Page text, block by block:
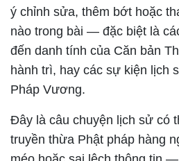
ý chỉnh sửa, thêm bớt hoặc
nào trong bài — đặc biệt là
đến danh tính của Căn bản
hành trì, hay các sự kiện lịch
Pháp Vương.
Đây là câu chuyện lịch sử có
truyền thừa Phật pháp hàng